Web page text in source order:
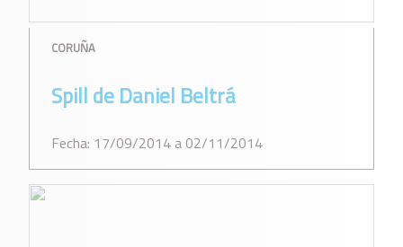
CORUÑA
Spill de Daniel Beltrá
Fecha: 17/09/2014 a 02/11/2014